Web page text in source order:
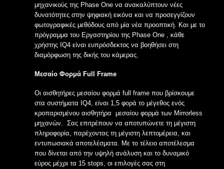
μηχανικούς της Phase One να ανακαλύπτουν νέες
δυνατότητες στην ψηφιακή εικόνα και να προσεγγίζουν
φωτογραφικές μεθόδους από μία νέα προοπτική. Και με το
πρόγραμμα του Εργαστηρίου της Phase One , κάθε
χρήστης IQ4 είναι ευπρόσδεκτος να βοηθήσει στη
διαμόρφωση της δικής του κάμερας.
Μεσαίο Φορμά Full Frame
Οι αισθητήρες μεσαίου φορμά full frame που βρίσκουμε
στα συστήματα IQ4, είναι 1,5 φορά το μέγεθος ενός
κροπαρισμένου αισθητήρα μεσαίου φορμά των Mirrorless
μηχανών. Σας επιτρέπουν να αποτυπώνετε τη μέγιστη
πληροφορία, παρέχοντας τη μέγιστη λεπτομέρεια, και
εντυπωσιακά αποτελέσματα. Με το τέλειο αποτέλεσμα
που δίνεται από την υψηλή ανάλυση και το δυναμικό
εύρος μέχρι τα 15 stops, οι επιλογές σας στη